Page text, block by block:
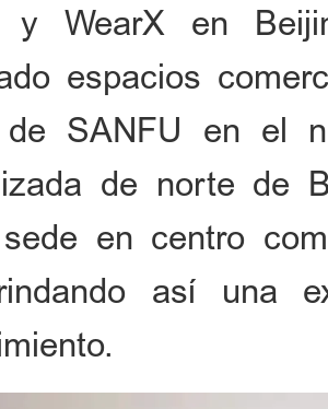
y WearX en
espacios
de SANFU en el
de norte de
en centro
así una